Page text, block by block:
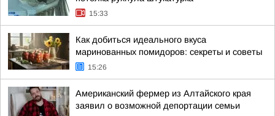
15:33
Как добиться идеального вкуса
маринованных помидоров: секреты и советы
15:26
Американский фермер из Алтайского края
заявил о возможной депортации семьи